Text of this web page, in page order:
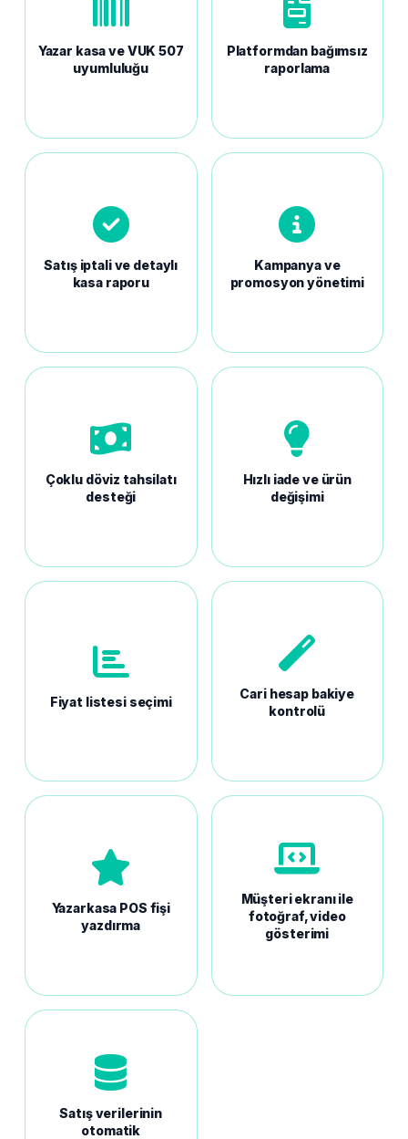
Yazar kasa ve VUK 507
uyumluluğu
Platformdan bağımsız
raporlama
Satış iptali ve detaylı
kasa raporu
Kampanya ve
promosyon yönetimi
Çoklu döviz tahsilatı
desteği
Hızlı iade ve ürün
değişimi
Fiyat listesi seçimi
Cari hesap bakiye
kontrolü
Yazarkasa POS fişi
yazdırma
Müşteri ekranı ile
fotoğraf, video
gösterimi
Satış verilerinin
otomatik